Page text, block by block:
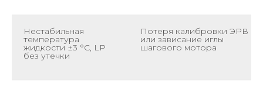
Нестабильная
температура
жидкости ±3 °С, LP
без утечки
Потеря калибровки ЭРВ
или зависание иглы
шагового мотора